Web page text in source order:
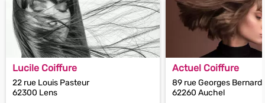
Lucile Coiffure
22 rue Louis Pasteur
62300 Lens
Actuel Coiffure
89 rue Georges Bernard
62260 Auchel